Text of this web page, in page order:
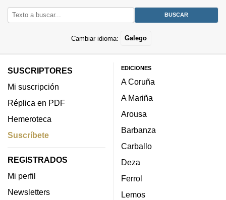
Cambiar idioma: Galego
SUSCRIPTORES
Mi suscripción
Réplica en PDF
Hemeroteca
Suscríbete
REGISTRADOS
Mi perfil
Newsletters
EDICIONES
A Coruña
A Mariña
Arousa
Barbanza
Carballo
Deza
Ferrol
Lemos